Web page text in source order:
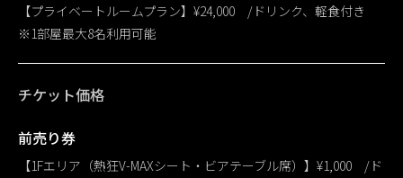
【プライベートルームプラン】¥24,000 /ドリンク、軽食付き
※1部屋最大8名利用可能
チケット価格
前売り券
【1Fエリア（熱狂V-MAXシート・ビアテーブル席）】¥1,000 /ド